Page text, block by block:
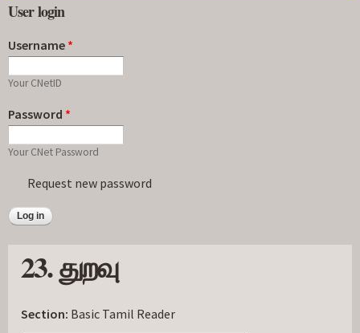
User login
Username *
Your CNetID
Password *
Your CNet Password
Request new password
23. துறவு
Section: Basic Tamil Reader